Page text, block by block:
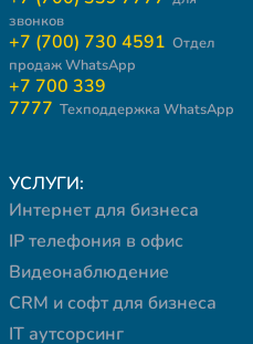
звонков
+7 (700) 730 4591 Отдел
продаж WhatsApp
+7 700 339
7777 Техподдержка WhatsApp
УСЛУГИ:
Интернет для бизнеса
IP телефония в офис
Видеонаблюдение
CRM и софт для бизнеса
IT аутсорсинг